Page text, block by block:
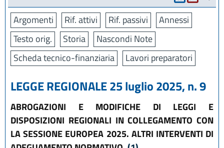
Argomenti Rif. attivi Rif. passivi
Annessi
Testo orig.
Storia
Nascondi Note
Scheda tecnico-finanziaria
Lavori preparatori
LEGGE REGIONALE 25 luglio 2025, n. 9
ABROGAZIONI E MODIFICHE DI LEGGI E
DISPOSIZIONI REGIONALI IN COLLEGAMENTO CON
LA SESSIONE EUROPEA 2025. ALTRI INTERVENTI DI